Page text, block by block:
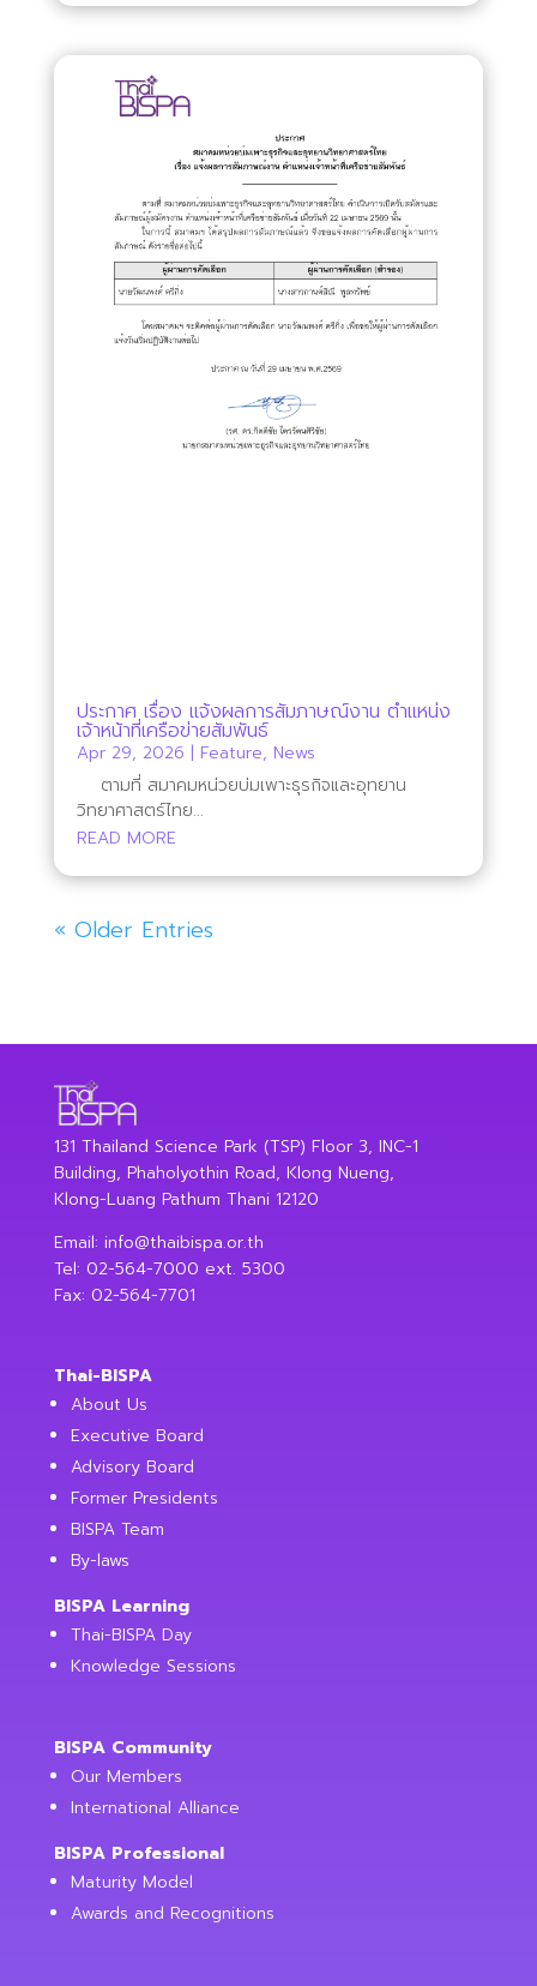
ประกาศ เรื่อง แจ้งผลการสัมภาษณ์งาน ตำแหน่ง
เจ้าหน้าที่เครือข่ายสัมพันธ์
Apr 29, 2026 | Feature, News
ตามที่ สมาคมหน่วยบ่มเพาะธุรกิจและอุทยาน
วิทยาศาสตร์ไทย...
READ MORE
« Older Entries
131 Thailand Science Park (TSP) Floor 3, INC-1
Building, Phaholyothin Road, Klong Nueng,
Klong-Luang Pathum Thani 12120
Email: info@thaibispa.or.th
Tel: 02-564-7000 ext. 5300
Fax: 02-564-7701
Thai-BISPA
About Us
Executive Board
Advisory Board
Former Presidents
BISPA Team
By-laws
BISPA Learning
Thai-BISPA Day
Knowledge Sessions
BISPA Community
Our Members
International Alliance
BISPA Professional
Maturity Model
Awards and Recognitions